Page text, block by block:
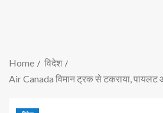
Home
विदेश
Air Canada विमान ट्रक से टकराया, पायलट